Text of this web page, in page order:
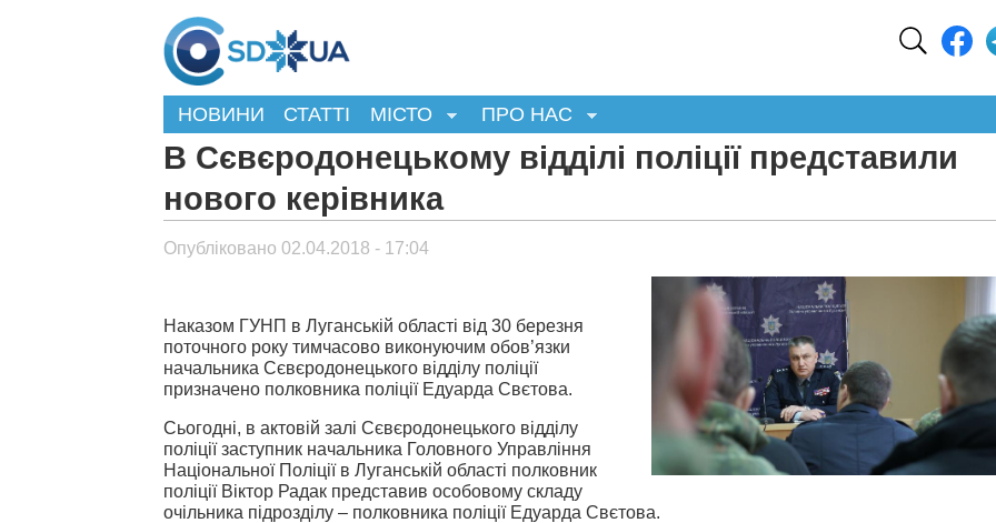
НОВИНИ СТАТТІ МІСТО ПРО НАС
В Сєвєродонецькому відділі поліції представили
нового керівника
Опубліковано 02.04.2018 - 17:04
Наказом ГУНП в Луганській області від 30 березня
поточного року тимчасово виконуючим обов’язки
начальника Сєвєродонецького відділу поліції
призначено полковника поліції Едуарда Свєтова.
Сьогодні, в актовій залі Сєвєродонецького відділу
поліції заступник начальника Головного Управління
Національної Поліції в Луганській області полковник
поліції Віктор Радак представив особовому складу
очільника підрозділу – полковника поліції Едуарда Свєтова.